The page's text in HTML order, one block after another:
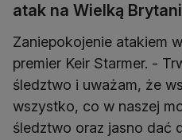
atak na Wielką
Zaniepokojenie atakiem
premier Keir Starmer. -
śledztwo i uważam, że
wszystko, co w naszej
śledztwo oraz jasno dać